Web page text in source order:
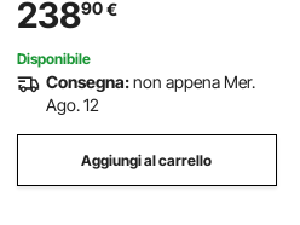
Umido & Secco, Trapano per
Carotaggio Diamantato
23890€
Disponibile
Consegna:non appena Mer.
Ago. 12
Aggiungi al carrello